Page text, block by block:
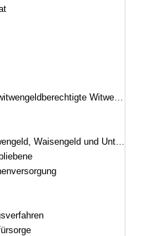
Witwer oder Witwen
und Unterhaltsbeiträgen